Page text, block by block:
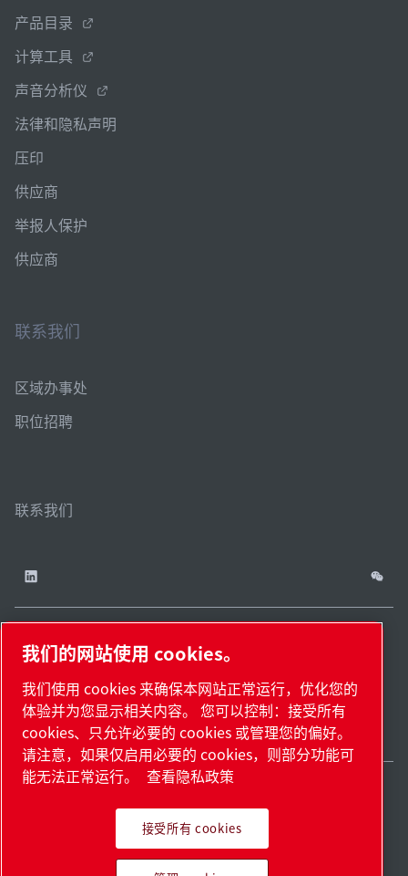
产品目录
计算工具
声音分析仪
法律和隐私声明
压印
供应商
举报人保护
供应商
联系我们
区域办事处
职位招聘
联系我们
地
图.
cookies18009737
号-2
12011302124444
号
国际贸易有限公司版权
所有
China / ZH
Pioneering products.
我们的网站使用 cookies。
我们使用 cookies 来确保本网站正常运行，优化您的
体验并为您显示相关内容。 您可以控制：接受所有
cookies、只允许必要的 cookies 或管理您的偏好。
请注意，如果仅启用必要的 cookies，则部分功能可
能无法正常运行。
查看隐私政策
接受所有 cookies